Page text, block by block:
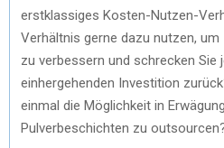
erstklassiges Kosten-Nutzen-
Verhältnis gerne dazu nutzen,
zu verbessern und schrecken Sie
einhergehenden Investition
einmal die Möglichkeit in
Pulverbeschichten zu